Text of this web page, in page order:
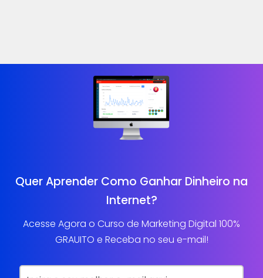
Quer Aprender Como Ganhar Dinheiro na
Internet?
Acesse Agora o Curso de Marketing Digital 100%
GRAUITO e Receba no seu e-mail!